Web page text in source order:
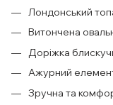
Лондонський
Витончена
Доріжка
Ажурний
Зручна та